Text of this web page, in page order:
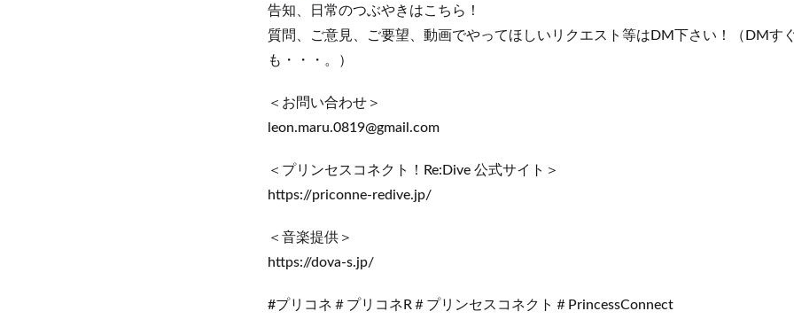
告知、日常のつぶやきはこちら！
質問、ご意見、ご要望、動画でやってほしいリクエスト等はDM下さい！（DMす
も・・・。）
＜お問い合わせ＞
leon.maru.0819@gmail.com
＜プリンセスコネクト！Re:Dive 公式サイト＞
https://priconne-redive.jp/
＜音楽提供＞
https://dova-s.jp/
#プリコネ＃プリコネR＃プリンセスコネクト＃PrincessConnect